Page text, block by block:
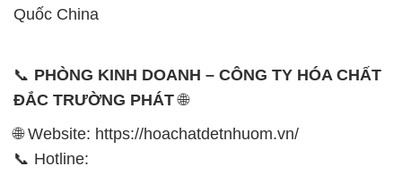
Quốc China
📞 PHÒNG KINH DOANH – CÔNG TY HÓA CHẤT
ĐẮC TRƯỜNG PHÁT🌐
🌐 Website: https://hoachatdetnhuom.vn/
📞 Hotline: